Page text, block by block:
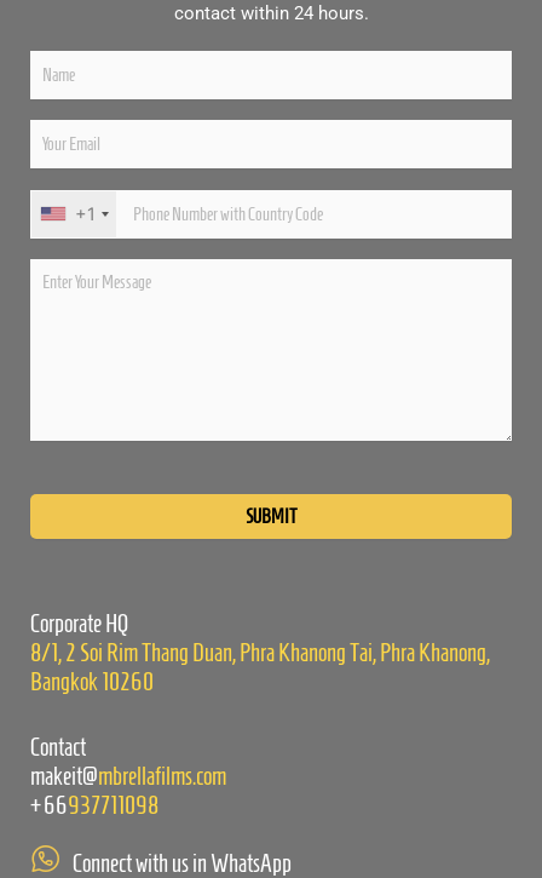
contact within 24 hours.
+1
Corporate HQ
8/1, 2 Soi Rim Thang Duan, Phra Khanong Tai, Phra Khanong,
Bangkok 10260
Contact
makeit@mbrellafilms.com
+66937711098
Connect with us in WhatsApp